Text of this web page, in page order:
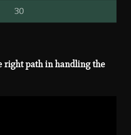
30
right path in handling the